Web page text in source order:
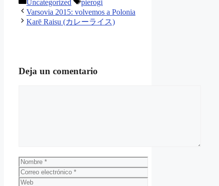
Uncategorized
pierogi
Varsovia 2015: volvemos a Polonia
Karē Raisu (カレーライス)
Deja un comentario
Nombre
Correo
electrónico
Web